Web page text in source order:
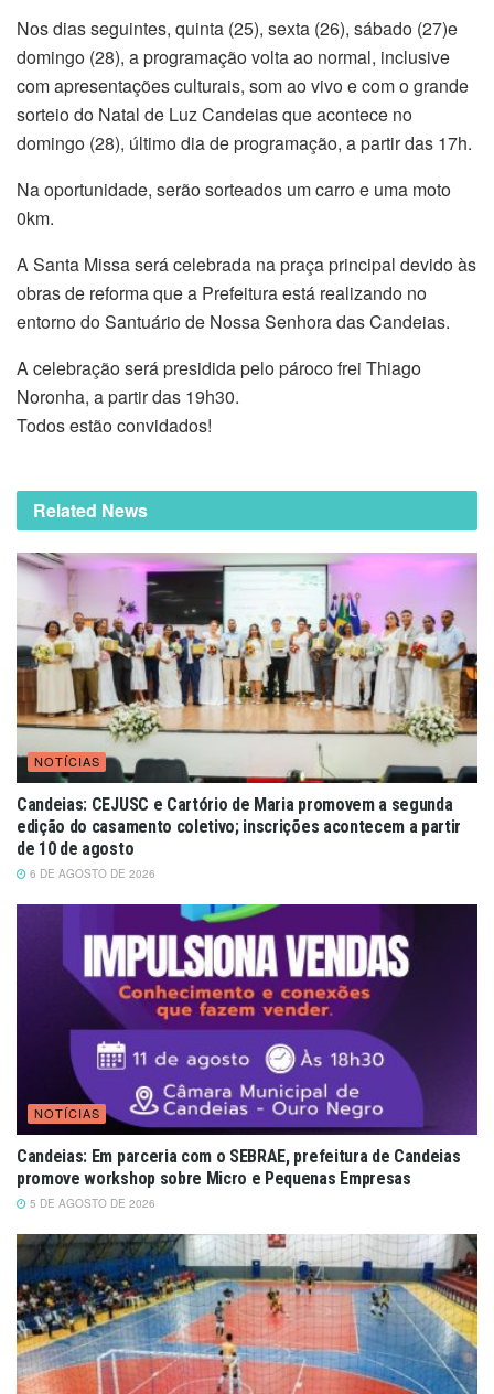
Nos dias seguintes, quinta (25), sexta (26), sábado (27)e
domingo (28), a programação volta ao normal, inclusive
com apresentações culturais, som ao vivo e com o grande
sorteio do Natal de Luz Candeias que acontece no
domingo (28), último dia de programação, a partir das 17h.
Na oportunidade, serão sorteados um carro e uma moto
0km.
A Santa Missa será celebrada na praça principal devido às
obras de reforma que a Prefeitura está realizando no
entorno do Santuário de Nossa Senhora das Candeias.
A celebração será presidida pelo pároco frei Thiago
Noronha, a partir das 19h30.
Todos estão convidados!
Related News
NOTÍCIAS
Candeias: CEJUSC e Cartório de Maria promovem a segunda
edição do casamento coletivo; inscrições acontecem a partir
de 10 de agosto
6 DE AGOSTO DE 2026
NOTÍCIAS
Candeias: Em parceria com o SEBRAE, prefeitura de Candeias
promove workshop sobre Micro e Pequenas Empresas
5 DE AGOSTO DE 2026